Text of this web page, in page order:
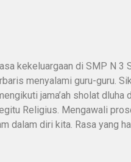
kekeluargaan di SMP N 3
menyalami guru-guru.
jama’ah sholat dluha
Religius. Mengawali
dalam diri kita. Rasa yang